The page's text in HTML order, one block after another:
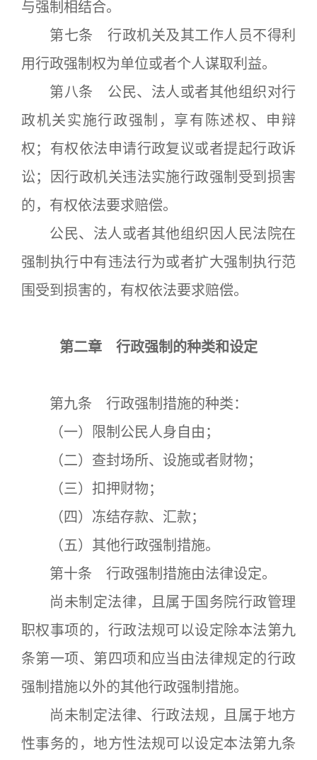
与强制相结合。
第七条 行政机关及其工作人员不得利
用行政强制权为单位或者个人谋取利益。
第八条 公民、法人或者其他组织对行
政机关实施行政强制，享有陈述权、申辩
权；有权依法申请行政复议或者提起行政诉
讼；因行政机关违法实施行政强制受到损害
的，有权依法要求赔偿。
公民、法人或者其他组织因人民法院在
强制执行中有违法行为或者扩大强制执行范
围受到损害的，有权依法要求赔偿。
第二章 行政强制的种类和设定
第九条 行政强制措施的种类：
（一）限制公民人身自由；
（二）查封场所、设施或者财物；
（三）扣押财物；
（四）冻结存款、汇款；
（五）其他行政强制措施。
第十条 行政强制措施由法律设定。
尚未制定法律，且属于国务院行政管理
职权事项的，行政法规可以设定除本法第九
条第一项、第四项和应当由法律规定的行政
强制措施以外的其他行政强制措施。
尚未制定法律、行政法规，且属于地方
性事务的，地方性法规可以设定本法第九条